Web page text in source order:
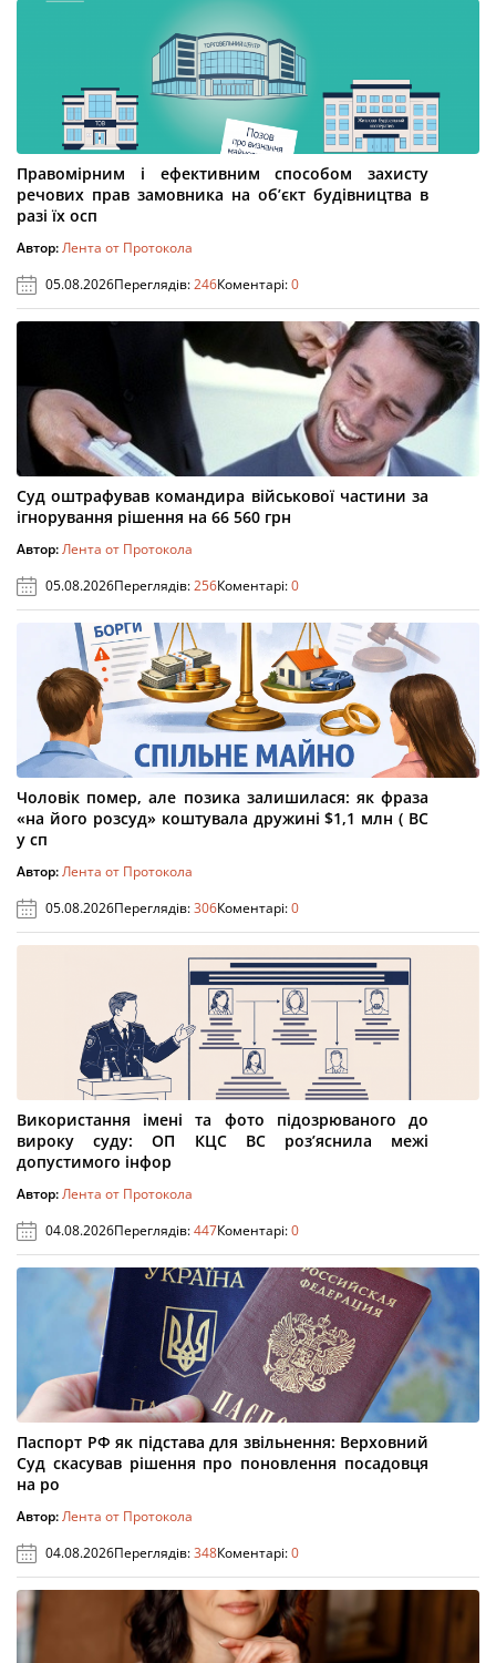
Правомірним і ефективним способом захисту
речових прав замовника на об’єкт будівництва в
разі їх осп
Автор:Лента от Протокола
05.08.2026Переглядів:246Коментарі:0
Суд оштрафував командира військової частини за
ігнорування рішення на 66 560 грн
Автор:Лента от Протокола
05.08.2026Переглядів:256Коментарі:0
Чоловік помер, але позика залишилася: як фраза
«на його розсуд» коштувала дружині $1,1 млн ( ВС
у сп
Автор:Лента от Протокола
05.08.2026Переглядів:306Коментарі:0
Використання імені та фото підозрюваного до
вироку суду: ОП КЦС ВС роз’яснила межі
допустимого інфор
Автор:Лента от Протокола
04.08.2026Переглядів:447Коментарі:0
Паспорт РФ як підстава для звільнення: Верховний
Суд скасував рішення про поновлення посадовця
на ро
Автор:Лента от Протокола
04.08.2026Переглядів:348Коментарі:0